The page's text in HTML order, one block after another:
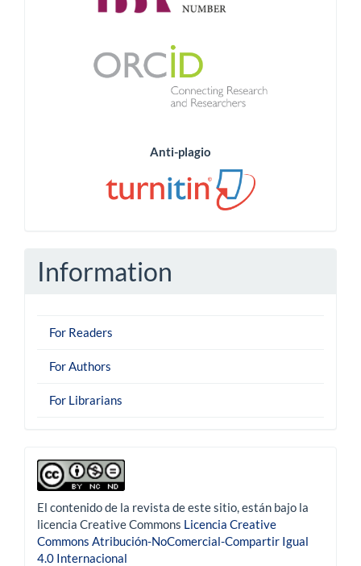
Anti-plagio
Information
For Readers
For Authors
For Librarians
derechoautor
El contenido de la revista de este sitio, están bajo la
licencia Creative Commons Licencia Creative
Commons Atribución-NoComercial-Compartir Igual
4.0 Internacional